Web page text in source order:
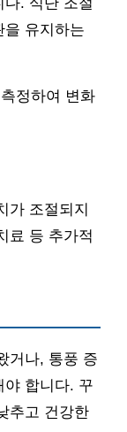
을 유지하는
정하여 변화
가 조절되지
료 등 추가적
거나, 통풍 증
야 합니다. 꾸
추고 건강한